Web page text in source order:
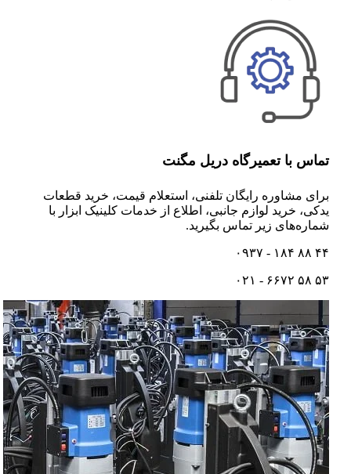
تماس با تعمیرگاه دریل مگنت
برای مشاوره رایگان تلفنی،‌ استعلام قیمت،‌ خرید قطعات
یدکی، خرید لوازم جانبی، اطلاع از خدمات کلینیک ابزار با
شماره‌های زیر تماس بگیرید.
۴۴ ۸۸ ۱۸۴ - ۰۹۳۷
۵۳ ۵۸ ۶۶۷۲ - ۰۲۱